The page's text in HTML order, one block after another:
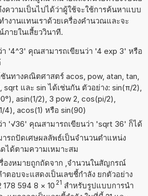
ความเป็นไปได้ว่าผู้ใช้จะใช้การค้นหาแบบ
งานแทนเราด้วยเครื่องคำนวณและจะ
ายในเสี้ยววินาที.
'4^3' คุณสามารถเขียนว่า '4 exp 3' หรือ
นทางคณิตศาสตร์ acos, pow, atan, tan,
sqrt และ sin ได้เช่นกัน ตัวอย่าง: sin(π/2),
asin(1/2), 3 pow 2, cos(pi/2),
4), acos(1) หรือ sin(90)
า '√36' คุณสามารถเขียนว่า 'sqrt 36' ก็ได้
ารถปัดเศษผลลัพธ์เป็นจำนวนตำแหน่ง
ได้ตามความเหมาะสม
องหมายถูกถัดจาก ,จำนวนในสัญกรณ์
ตอบจะแสดงเป็นเลขชี้กำลัง ยกตัวอย่าง
178 594 8 × 10 21 สำหรับรูปแบบการนำ